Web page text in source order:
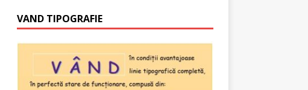
VAND TIPOGRAFIE